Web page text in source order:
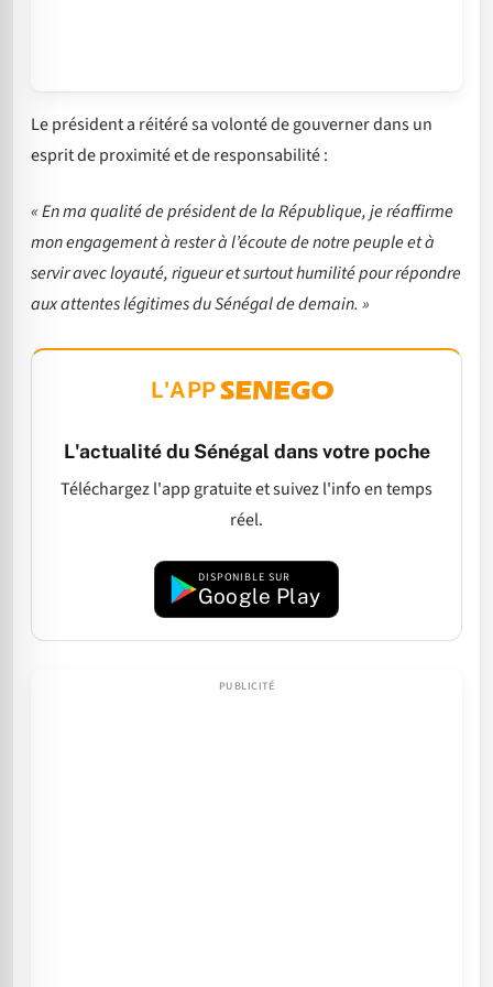
Le président a réitéré sa volonté de gouverner dans un
esprit de proximité et de responsabilité :
« En ma qualité de président de la République, je réaffirme
mon engagement à rester à l’écoute de notre peuple et à
servir avec loyauté, rigueur et surtout humilité pour répondre
aux attentes légitimes du Sénégal de demain. »
L'APP
L'actualité du Sénégal dans votre poche
Téléchargez l'app gratuite et suivez l'info en temps
réel.
DISPONIBLE SUR
Google Play